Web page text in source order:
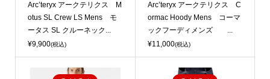
Arc’teryx アークテリクス M
otus SL Crew LS Mens モ
ータス SL クルーネック...
¥9,900(税込)
Arc’teryx アークテリクス C
ormac Hoody Mens コーマ
ックフーディメンズ ...
¥11,000(税込)